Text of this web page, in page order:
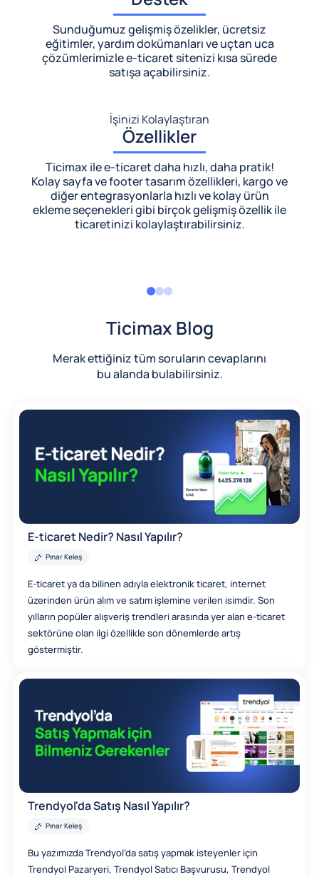
Sunduğumuz gelişmiş özelikler, ücretsiz
eğitimler, yardım dokümanları ve uçtan uca
çözümlerimizlee-ticaret sitenizi kısa sürede
satışa açabilirsiniz.
İşinizi Kolaylaştıran
Özellikler
Ticimax ile e-ticaret daha hızlı, daha pratik!
Kolay sayfa ve footer tasarım özellikleri, kargo ve
diğer entegrasyonlarla hızlı ve kolay ürün
ekleme seçenekleri gibi birçok gelişmiş özellik ile
ticaretinizi kolaylaştırabilirsiniz.
Ticimax Blog
Merak ettiğiniz tüm soruların cevaplarını
bu alanda bulabilirsiniz.
E-ticaret Nedir? Nasıl Yapılır?
Pınar Keleş
E-ticaret ya da bilinen adıyla elektronik ticaret, internet
üzerinden ürün alım ve satım işlemine verilen isimdir. Son
yılların popüler alışveriş trendleri arasında yer alan e-ticaret
sektörüne olan ilgi özellikle son dönemlerde artış
göstermiştir.
Trendyol'da Satış Nasıl Yapılır?
Pınar Keleş
Bu yazımızda Trendyol’da satış yapmak isteyenler için
Trendyol Pazaryeri, Trendyol Satıcı Başvurusu, Trendyol